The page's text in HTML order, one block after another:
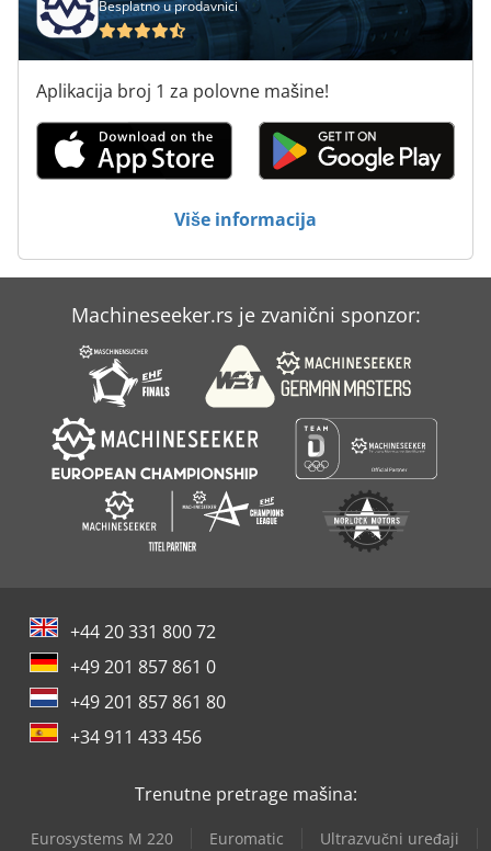
Mašina Za Štampanje
Mašina Za Štampanje Novina
Modul
Planeta
Schlebach Dsm 1000
Simplex
Besplatno u prodavnici
Aplikacija broj 1 za polovne mašine!
Više informacija
Machineseeker.rs je zvanični sponzor:
+44 20 331 800 72
+49 201 857 861 0
+49 201 857 861 80
+34 911 433 456
Trenutne pretrage mašina:
Eurosystems M 220 Euromatic
Ultrazvučni uređaji